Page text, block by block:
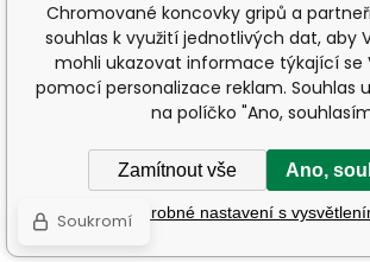
Chromované koncovky gripů a
souhlas k využití jednotlivých dat, aby
mohli ukazovat informace týkající se
pomocí personalizace reklam. Souhlas
na políčko "Ano,
Zamítnout vše Ano,
Podrobné nastavení s
Soukromí